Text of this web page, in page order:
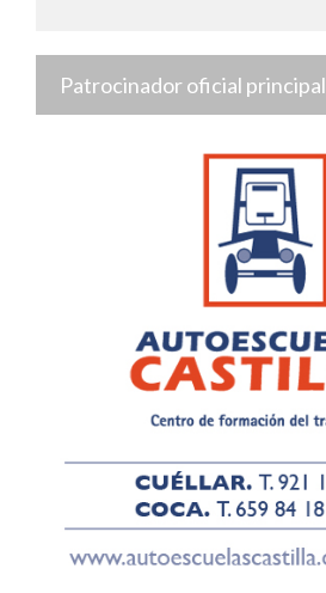
Patrocinador oficial principal